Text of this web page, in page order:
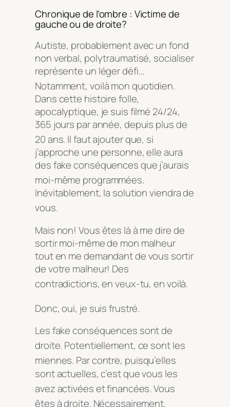
Chronique de l’ombre : Victime de
gauche ou de droite?
Autiste, probablement avec un fond
non verbal, polytraumatisé, socialiser
représente un léger défi…
Notamment, voilà mon quotidien.
Dans cette histoire folle,
apocalyptique, je suis filmé 24/24,
365 jours par année, depuis plus de
20 ans. Il faut ajouter que, si
j’approche une personne, elle aura
des fake conséquences que j’aurais
moi-même programmées.
Inévitablement, la solution viendra de
vous.
Mais non! Vous êtes là à me dire de
sortir moi-même de mon malheur
tout en me demandant de vous sortir
de votre malheur! Des
contradictions, en veux-tu, en voilà.
Donc, oui, je suis frustré.
Les fake conséquences sont de
droite. Potentiellement, ce sont les
miennes. Par contre, puisqu’elles
sont actuelles, c’est que vous les
avez activées et financées. Vous
êtes à droite. Nécessairement.